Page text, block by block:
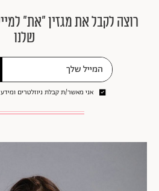
רוצה לקבל את מגזין ״את״
שלנו
אני מאשר/ת קבלת ניוזלטרים